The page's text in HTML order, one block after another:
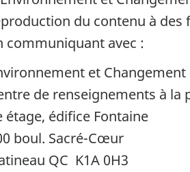
du contenu à des
communiquant avec :
et
de renseignements à la
étage, édifice Fontaine
boul. Sacré-Cœur
QC K1A 0H3